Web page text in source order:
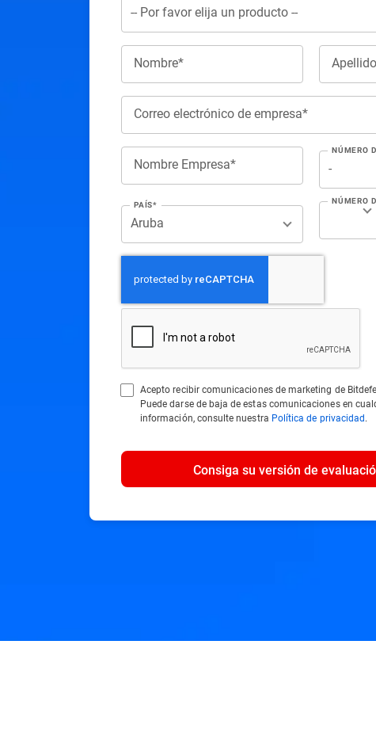
Nombre*
Correo electrónico de empresa*
Nombre Empresa*
NÚMERO
PAÍS* NÚMERO
Acepto recibir comunicaciones de marketing de
Puede darse de baja de estas comunicaciones en
información, consulte nuestra Política de privacidad.
Consiga su versión de